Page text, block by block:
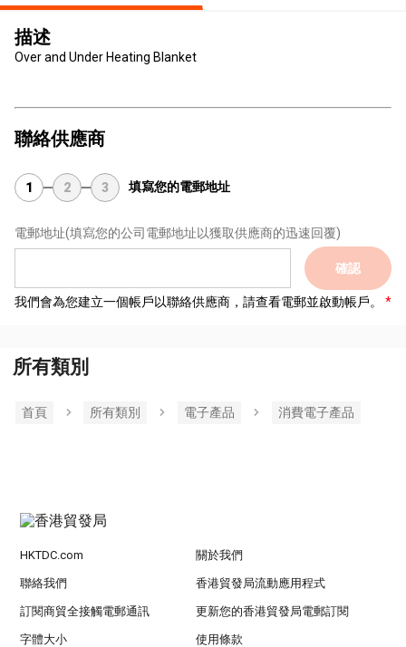
描述
Over and Under Heating Blanket
聯絡供應商
1 2 3 填寫您的電郵地址
電郵地址(填寫您的公司電郵地址以獲取供應商的迅速回覆)
確認
我們會為您建立一個帳戶以聯絡供應商，請查看電郵並啟動帳戶。
所有類別
首頁 所有類別 電子產品 消費電子產品
HKTDC.com 關於我們
聯絡我們 香港貿發局流動應用程式
訂閱商貿全接觸電郵通訊 更新您的香港貿發局電郵訂閱
字體大小 使用條款